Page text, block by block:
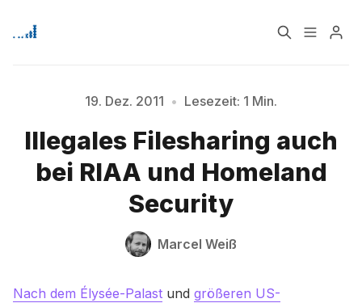
Signup Bitte geben Sie mindestens 3 Zeichen ein
19. Dez. 2011 • Lesezeit: 1 Min.
Illegales Filesharing auch
bei RIAA und Homeland
Security
Marcel Weiß
Nach dem Élysée-Palast und größeren US-